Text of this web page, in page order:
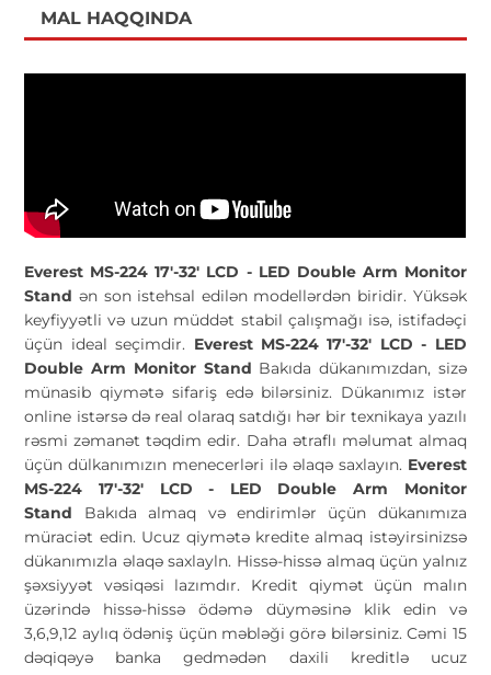
MAL HAQQINDA
Everest MS-224 17'-32' LCD - LED Double Arm Monitor
Standən son istehsal edilən modellərdən biridir. Yüksək
keyfiyyətli və uzun müddət stabil çalışmağı isə, istifadəçi
üçün ideal seçimdir. Everest MS-224 17'-32' LCD - LED
Double Arm Monitor Stand Bakıda dükanımızdan, sizə
münasib qiymətə sifariş edə bilərsiniz. Dükanımız istər
online istərsə də real olaraq satdığı hər bir texnikaya yazılı
rəsmi zəmanət təqdim edir. Daha ətraflı məlumat almaq
üçün dülkanımızın menecerləri ilə əlaqə saxlayın. Everest
MS-224 17'-32' LCD - LED Double Arm Monitor
Stand Bakıda almaq və endirimlər üçün dükanımıza
müraciət edin. Ucuz qiymətə kredite almaq istəyirsinizsə
dükanımızla əlaqə saxlayln. Hissə-hissə almaq üçün yalnız
şəxsiyyət vəsiqəsi lazımdır. Kredit qiymət üçün malın
üzərində hissə-hissə ödəmə düyməsinə klik edin və
3,6,9,12 aylıq ödəniş üçün məbləği görə bilərsiniz. Cəmi 15
dəqiqəyə banka gedmədən daxili kreditlə ucuz